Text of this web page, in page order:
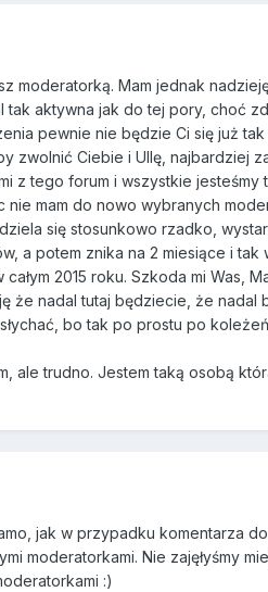
moderatorką. Mam jednak
aktywna jak do tej pory, choć
pewnie nie będzie Ci się już tak
zwolnić Ciebie i Ullę, najbardziej
z tego forum i wszystkie
mam do nowo wybranych
się stosunkowo rzadko,
a potem znika na 2 miesiące i tak
2015 roku. Szkoda mi Was,
że nadal tutaj będziecie, że nadal
bo tak po prostu po
ale trudno. Jestem taką osobą
jak w przypadku komentarza
moderatorkami. Nie zajęłyśmy
:)